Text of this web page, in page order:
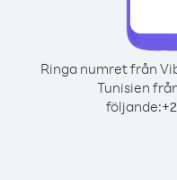
Ringa numret från
Tunisien
följande:+